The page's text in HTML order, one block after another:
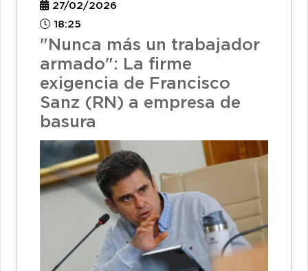
27/02/2026
18:25
"Nunca más un trabajador
armado": La firme
exigencia de Francisco
Sanz (RN) a empresa de
basura